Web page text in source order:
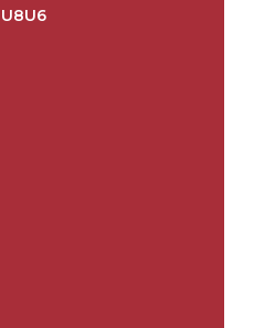
U8U6